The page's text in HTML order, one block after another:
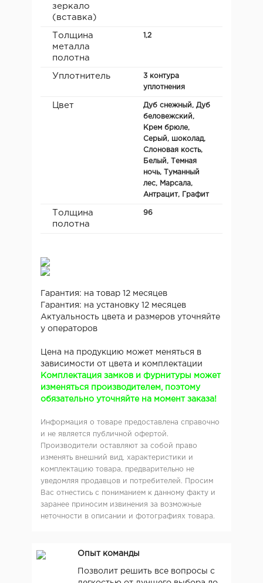
зеркало
(вставка)
Толщина
металла
полотна
1,2
Уплотнитель
3 контура
уплотнения
Цвет
Дуб снежный, Дуб
беловежский,
Крем брюле,
Серый, шоколад,
Слоновая кость,
Белый, Темная
ночь, Туманный
лес, Марсала,
Антрацит, Графит
Толщина
полотна
96
Гарантия: на товар 12 месяцев
Гарантия: на установку 12 месяцев
Актуальность цвета и размеров уточняйте
у операторов
Цена на продукцию может меняться в
зависимости от цвета и комплектации
Комплектация замков и фурнитуры может
изменяться производителем, поэтому
обязательно уточняйте на момент заказа!
Информация о товаре предоставлена справочно
и не является публичной офертой.
Производители оставляют за собой право
изменять внешний вид, характеристики и
комплектацию товара, предварительно не
уведомляя продавцов и потребителей. Просим
Вас отнестись с пониманием к данному факту и
заранее приносим извинения за возможные
неточности в описании и фотографиях товара.
Опыт команды
Позволит решить все вопросы с